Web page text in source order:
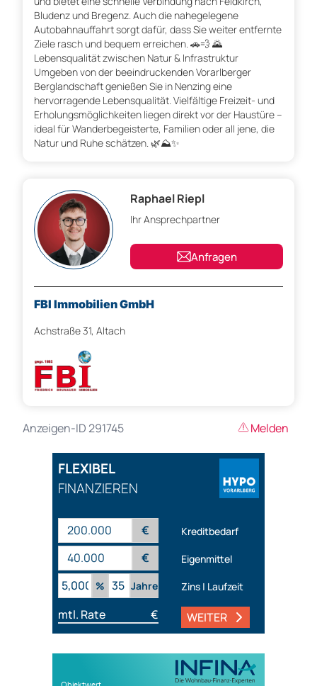
Bludenz und Bregenz. Auch die nahegelegene
Autobahnauffahrt sorgt dafür, dass Sie weiter entfernte
Ziele rasch und bequem erreichen. 🚗💨 🌄
Lebensqualität zwischen Natur & Infrastruktur
Umgeben von der beeindruckenden Vorarlberger
Berglandschaft genießen Sie in Nenzing eine
hervorragende Lebensqualität. Vielfältige Freizeit- und
Erholungsmöglichkeiten liegen direkt vor der Haustüre –
ideal für Wanderbegeisterte, Familien oder all jene, die
Natur und Ruhe schätzen. 🌿⛰️✨
Raphael Riepl
Ihr Ansprechpartner
Anfragen
FBI Immobilien GmbH
Achstraße 31, Altach
Anzeigen-ID 291745 Melden
FLEXIBEL
FINANZIEREN
€ Kreditbedarf
€
Eigenmittel
%
Jahre Zins | Laufzeit
mtl. Rate € WEITER